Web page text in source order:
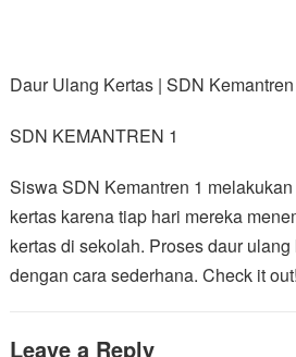
Daur Ulang Kertas | SDN Kemantren
SDN KEMANTREN 1
Siswa SDN Kemantren 1
kertas karena tiap hari mereka
kertas di sekolah. Proses daur
dengan cara sederhana. Check it out!
Leave a Reply